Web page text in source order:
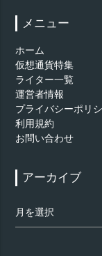
メニュー
ホーム
仮想通貨特集
ライター一覧
運営者情報
プライバシーポリ
利用規約
お問い合わせ
アーカイブ
ー